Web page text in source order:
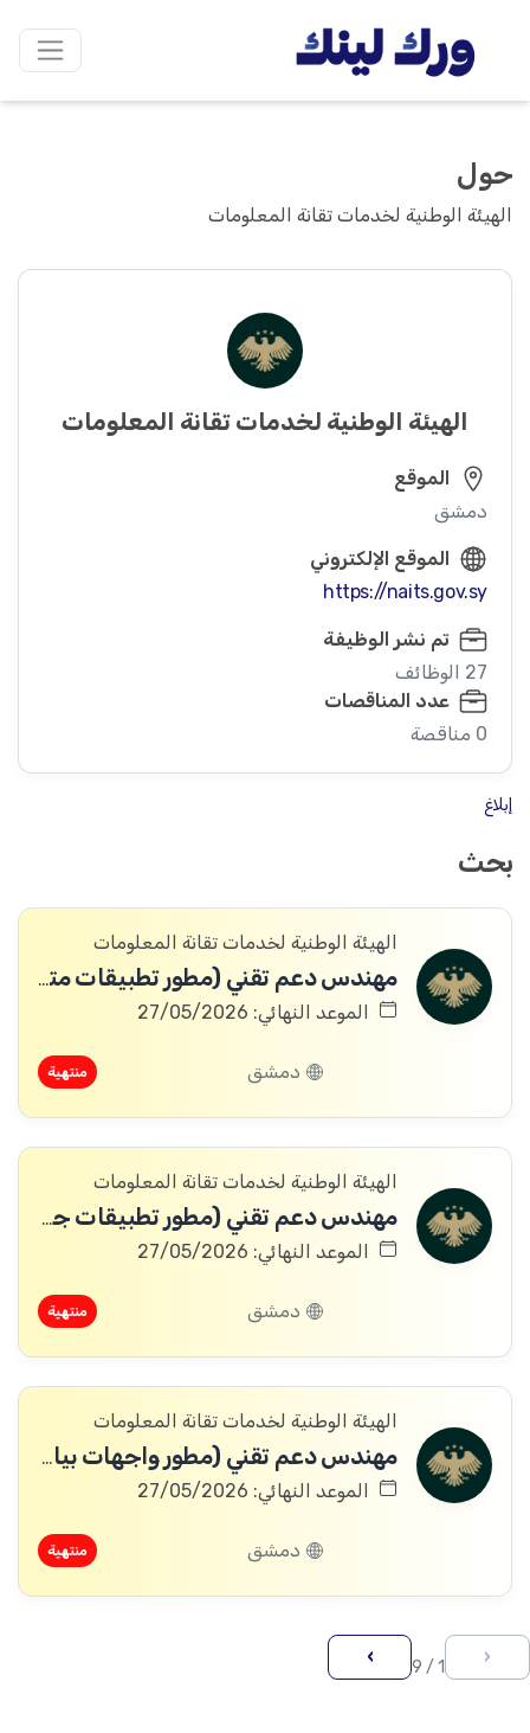
الهيئة الوطنية لخدمات تقانة المعلومات
الموقع
دمشق
الموقع الإلكتروني
https://naits.gov.sy
تم نشر الوظيفة
27 الوظائف
عدد المناقصات
0 مناقصة
إبلاغ
حول
الهيئة الوطنية لخدمات تقانة المعلومات
بحث
الهيئة الوطنية لخدمات تقانة المعلومات
مهندس دعم تقني (مطور تطبيقات متكاملة)
الموعد النهائي: 27/05/2026
دمشق منتهية
الهيئة الوطنية لخدمات تقانة المعلومات
مهندس دعم تقني (مطور تطبيقات جوال)
الموعد النهائي: 27/05/2026
دمشق منتهية
الهيئة الوطنية لخدمات تقانة المعلومات
مهندس دعم تقني (مطور واجهات بيانية)
الموعد النهائي: 27/05/2026
دمشق منتهية
‹
1 / 9
›